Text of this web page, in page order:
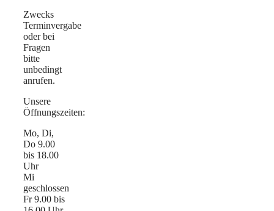
Zwecks
Terminvergabe
oder bei
Fragen
bitte
unbedingt
anrufen.
Unsere
Öffnungszeiten:
Mo, Di,
Do 9.00
bis 18.00
Uhr
Mi
geschlossen
Fr 9.00 bis